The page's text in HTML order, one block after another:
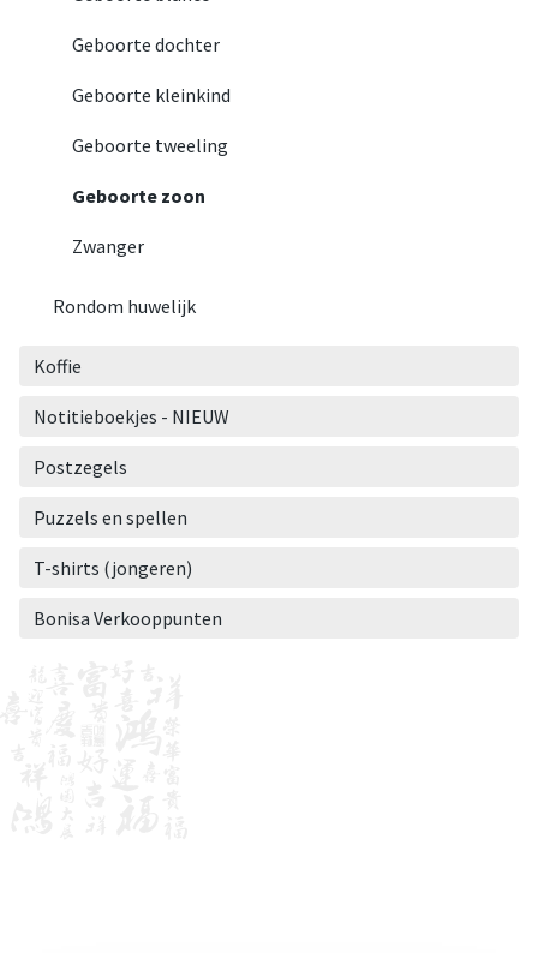
Geboorte dochter
Geboorte kleinkind
Geboorte tweeling
Geboorte zoon
Zwanger
Rondom huwelijk
Koffie
Notitieboekjes - NIEUW
Postzegels
Puzzels en spellen
T-shirts (jongeren)
Bonisa Verkooppunten